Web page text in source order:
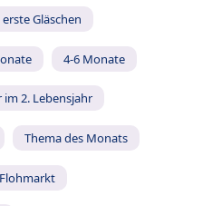
erste Gläschen
4-6 Monate
im 2. Lebensjahr
Thema des Monats
Flohmarkt